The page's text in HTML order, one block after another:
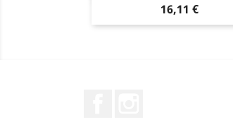
Preço
16,11 €